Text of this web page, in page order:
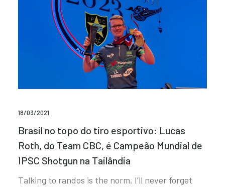
18/03/2021
Brasil no topo do tiro esportivo: Lucas
Roth, do Team CBC, é Campeão Mundial de
IPSC Shotgun na Tailândia
Talking to randos is the norm. I’ll never forget